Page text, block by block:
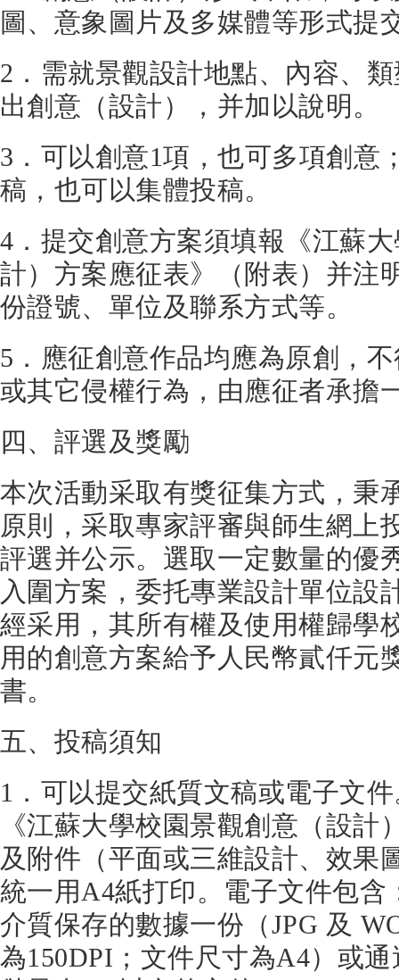
圖、意象圖片及多媒體等形式提
2．需就景觀設計地點、內容、
出創意（設計），并加以說明。
3．可以創意1項，也可多項創意
稿，也可以集體投稿。
4．提交創意方案須填報《江蘇
計）方案應征表》（附表）并注
份證號、單位及聯系方式等。
5．應征創意作品均應為原創，
或其它侵權行為，由應征者承擔
四、評選及獎勵
本次活動采取有獎征集方式，秉
原則，采取專家評審與師生網上
評選并公示。選取一定數量的優
入圍方案，委托專業設計單位設
經采用，其所有權及使用權歸學
用的創意方案給予人民幣貳仟元
書。
五、投稿須知
1．可以提交紙質文稿或電子文
《江蘇大學校園景觀創意（設計
及附件（平面或三維設計、效果
統一用A4紙打印。電子文件包含
介質保存的數據一份（JPG 及
為150DPI；文件尺寸為A4）或